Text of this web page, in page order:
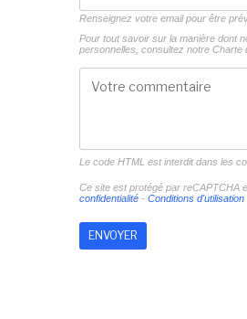
Renseignez votre email pour être
Pour tout savoir sur la manière dont
personnelles, consultez notre Charte
Le code HTML est interdit dans les
Ce site est protégé par reCAPTCHA
confidentialité- Conditions d'utilisation